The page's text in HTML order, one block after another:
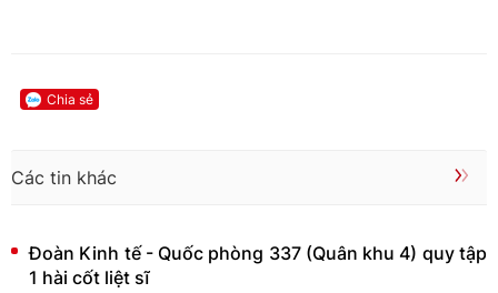
Chia sẻ
Các tin khác
Đoàn Kinh tế - Quốc phòng 337 (Quân khu 4) quy tập
1 hài cốt liệt sĩ